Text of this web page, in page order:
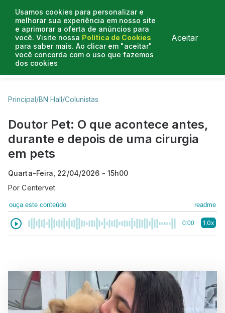
Usamos cookies para personalizar e
melhorar sua experiência em nosso site
e aprimorar a oferta de anúncios para
você. Visite nossa Política de Cookies
para saber mais. Ao clicar em "aceitar"
você concorda com o uso que fazemos
dos cookies
Aceitar
Business Hall
Principal/BN Hall/Colunistas
Doutor Pet: O que acontece antes,
durante e depois de uma cirurgia
em pets
Quarta-Feira, 22/04/2026 - 15h00
PorCentervet
ouça este conteúdo readme
0:00 1.0x